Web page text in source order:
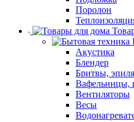
Поролон
Акустика
Блендер
Бритвы,
Вентиляторы
Весы